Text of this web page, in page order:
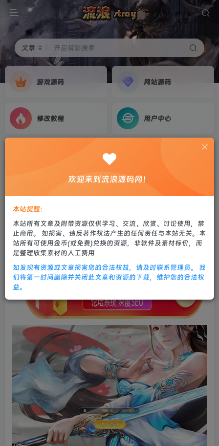
文章 开启精彩搜索
游戏源码 网站源码
修改教程 用户中心
系服务端+GM授权后台+教程
2年前更新
0 690 26
欢迎来到流浪源码网！
本站提醒：
本站所有文章及附带资源仅供学习、交流、欣赏、讨论使用，禁
止商用。 如损害、违反著作权法产生的任何责任与本站无关。本
站所有可使用金币(或免费)兑换的资源，非软件及素材标价，而
是整理收集素材的人工费用
如发现有资源或文章损害您的合法权益，请及时联系管理员。 我
们将第一时间删除并关闭此文章和资源的下载，维护您的合法权
益。